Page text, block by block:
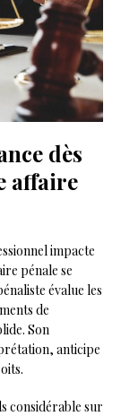
dès
affaire
impacte
pénale se
évalue les
de
Son
anticipe
considérable sur